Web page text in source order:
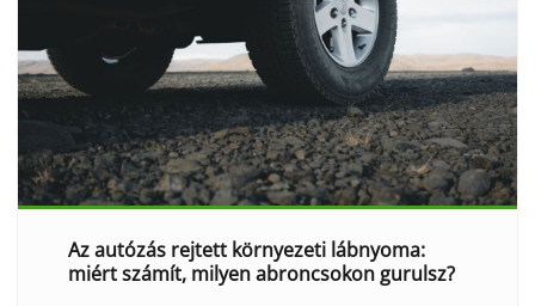
Az autózás rejtett környezeti lábnyoma:
miért számít, milyen abroncsokon gurulsz?